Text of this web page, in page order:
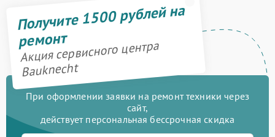
Получите 1500 рублей на
ремонт
Акция сервисного центра
Bauknecht
При оформлении заявки на ремонт техники через
сайт,
действует персональная бессрочная скидка